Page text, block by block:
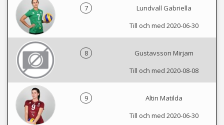
7
Lundvall Gabriella
Till och med 2020-06-30
8
Gustavsson Mirjam
Till och med 2020-08-08
9
Altin Matilda
Till och med 2020-06-30